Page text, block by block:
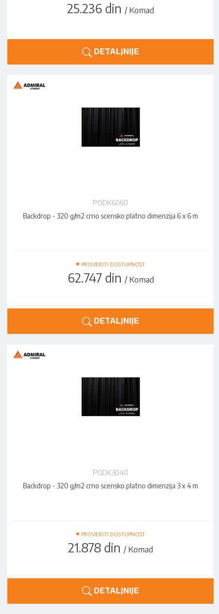
25.236 din / Komad
DETALJNIJE
PODK6060
Backdrop - 320 g/m2 crno scensko platno dimenzija 6 x 6 m
• PROVERITI DOSTUPNOST
62.747 din / Komad
DETALJNIJE
PODK3040
Backdrop - 320 g/m2 crno scensko platno dimenzija 3 x 4 m
• PROVERITI DOSTUPNOST
21.878 din / Komad
DETALJNIJE